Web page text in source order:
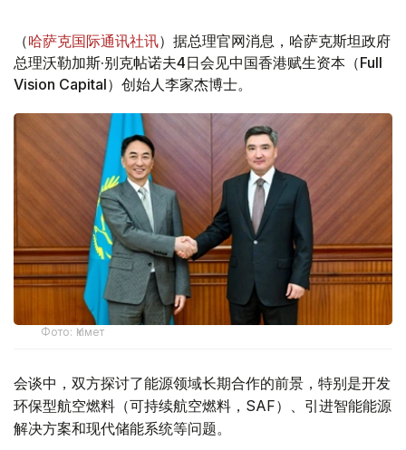
（哈萨克国际通讯社讯）据总理官网消息，哈萨克斯坦政府
总理沃勒加斯·别克帖诺夫4日会见中国香港赋生资本（Full
Vision Capital）创始人李家杰博士。
Фото: Үкімет
会谈中，双方探讨了能源领域长期合作的前景，特别是开发
环保型航空燃料（可持续航空燃料，SAF）、引进智能能源
解决方案和现代储能系统等问题。